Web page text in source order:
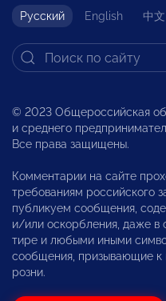
Русский English 中文
© 2023 Общероссийская
и среднего
Все права защищены.
Комментарии на сайте
требованиям российского
публикуем сообщения,
и/или оскорбления, даже в
тире и любыми иными
сообщения, призывающие к
розни.